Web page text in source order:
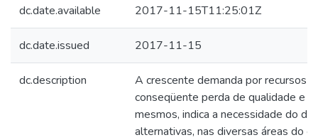
dc.date.available 2017-11-15T11:25:01Z
dc.date.issued 2017-11-15
dc.description
A crescente demanda por recursos
conseqüente perda de qualidade e
mesmos, indica a necessidade do
alternativas, nas diversas áreas do